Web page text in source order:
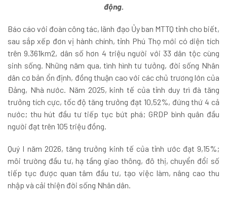
động.
Báo cáo với đoàn công tác, lãnh đạo Ủy ban MTTQ tỉnh cho biết,
sau sắp xếp đơn vị hành chính, tỉnh Phú Thọ mới có diện tích
trên 9.361km2, dân số hơn 4 triệu người với 33 dân tộc cùng
sinh sống. Những năm qua, tình hình tư tưởng, đời sống Nhân
dân cơ bản ổn định, đồng thuận cao với các chủ trương lớn của
Đảng, Nhà nước. Năm 2025, kinh tế của tỉnh duy trì đà tăng
trưởng tích cực, tốc độ tăng trưởng đạt 10,52%, đứng thứ 4 cả
nước; thu hút đầu tư tiếp tục bứt phá; GRDP bình quân đầu
người đạt trên 105 triệu đồng.
Quý I năm 2026, tăng trưởng kinh tế của tỉnh ước đạt 9,15%;
môi trường đầu tư, hạ tầng giao thông, đô thị, chuyển đổi số
tiếp tục được quan tâm đầu tư, tạo việc làm, nâng cao thu
nhập và cải thiện đời sống Nhân dân.